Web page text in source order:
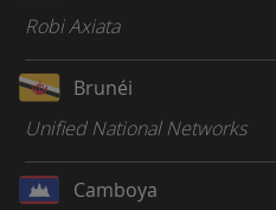
Robi Axiata
Brunéi
Unified National Networks
Camboya